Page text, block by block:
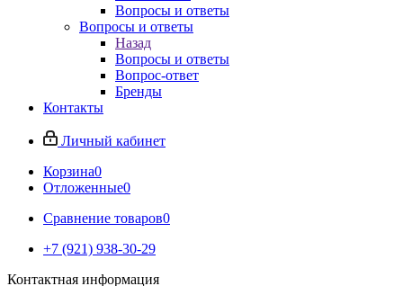
Вопросы и ответы
Вопросы и ответы
Назад
Вопросы и ответы
Вопрос-ответ
Бренды
Контакты
Личный кабинет
Корзина0
Отложенные0
Сравнение товаров0
+7 (921) 938-30-29
Контактная информация